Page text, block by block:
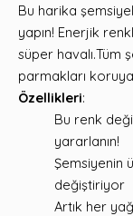
Bu harika
yapın! Enerjik
süper havalı.Tüm
parmakları
Özellikleri:
Bu renk
yararlanın!
Şemsiyenin
değiştiriyor
Artık her